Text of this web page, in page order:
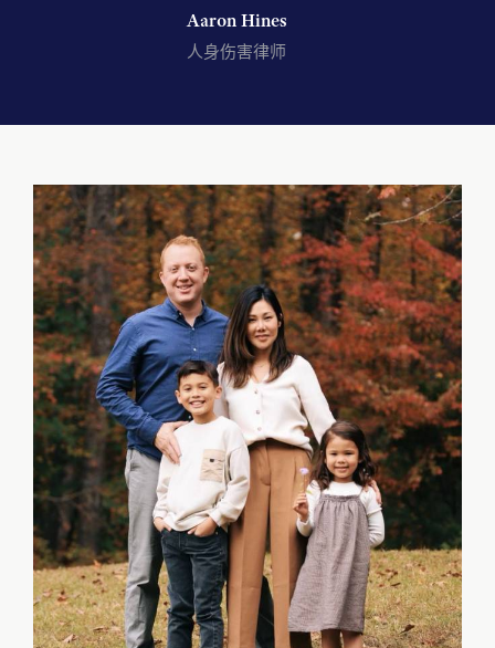
Aaron Hines
人身伤害律师